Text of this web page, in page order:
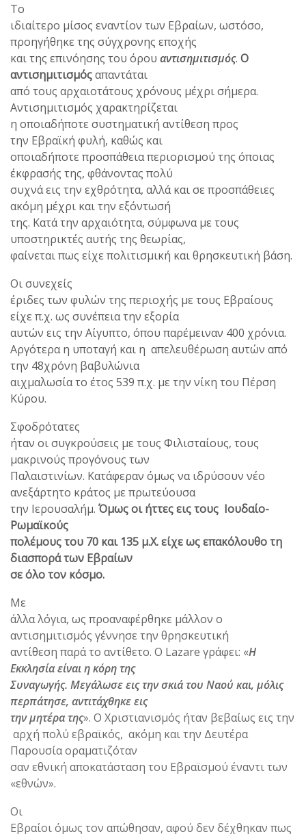
Το
ιδιαίτερο μίσος εναντίον των Εβραίων, ωστόσο,
προηγήθηκε της σύγχρονης εποχής
και της επινόησης του όρου αντισημιτισμός. Ο
αντισημιτισμόςαπαντάται
από τους αρχαιοτάτους χρόνους μέχρι σήμερα.
Αντισημιτισμός χαρακτηρίζεται
η οποιαδήποτε συστηματική αντίθεση προς
την Εβραϊκή φυλή, καθώς και
οποιαδήποτε προσπάθεια περιορισμού της όποιας
έκφρασής της, φθάνοντας πολύ
συχνά εις την εχθρότητα, αλλά και σε προσπάθειες
ακόμη μέχρι και την εξόντωσή
της. Κατά την αρχαιότητα, σύμφωνα με τους
υποστηρικτές αυτής της θεωρίας,
φαίνεται πως είχε πολιτισμική και θρησκευτική βάση.
Οι συνεχείς
έριδες των φυλών της περιοχής με τους Εβραίους
είχε π.χ. ως συνέπεια την εξορία
αυτών εις την Αίγυπτο, όπου παρέμειναν 400 χρόνια.
Αργότερα η υποταγή και η απελευθέρωση αυτών από
την 48χρόνη βαβυλώνια
αιχμαλωσία το έτος 539 π.χ. με την νίκη του Πέρση
Κύρου.
Σφοδρότατες
ήταν οι συγκρούσεις με τους Φιλισταίους, τους
μακρινούς προγόνους των
Παλαιστινίων. Κατάφεραν όμως να ιδρύσουν νέο
ανεξάρτητο κράτος με πρωτεύουσα
την Ιερουσαλήμ. Όμως οι ήττες εις τους Ιουδαίο-
Ρωμαϊκούς
πολέμους του 70 και 135 μ.Χ. είχε ως επακόλουθο τη
διασπορά των Εβραίων
σε όλο τον κόσμο.
Με
άλλα λόγια, ως προαναφέρθηκε μάλλον ο
αντισημιτισμός γέννησε την θρησκευτική
αντίθεση παρά το αντίθετο. Ο Lazare γράφει: «Η
Εκκλησία είναι η κόρη της
Συναγωγής. Μεγάλωσε εις την σκιά του Ναού και, μόλις
περπάτησε, αντιτάχθηκε εις
την μητέρα της». Ο Χριστιανισμός ήταν βεβαίως εις την
αρχή πολύ εβραϊκός, ακόμη και την Δευτέρα
Παρουσία οραματιζόταν
σαν εθνική αποκατάσταση του Εβραϊσμού έναντι των
«εθνών».
Οι
Εβραίοι όμως τον απώθησαν, αφού δεν δέχθηκαν πως